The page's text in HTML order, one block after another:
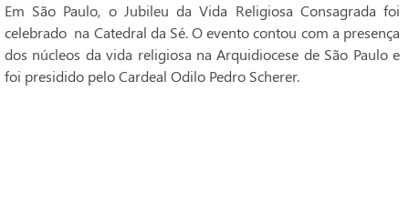
Em São Paulo, o Jubileu da Vida Religiosa Consagrada foi
celebrado na Catedral da Sé. O evento contou com a presença
dos núcleos da vida religiosa na Arquidiocese de São Paulo e
foi presidido pelo Cardeal Odilo Pedro Scherer.